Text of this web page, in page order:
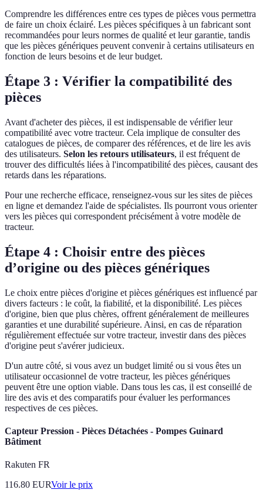
Comprendre les différences entre ces types de pièces vous permettra
de faire un choix éclairé. Les pièces spécifiques à un fabricant sont
recommandées pour leurs normes de qualité et leur garantie, tandis
que les pièces génériques peuvent convenir à certains utilisateurs en
fonction de leurs besoins et de leur budget.
Étape 3 : Vérifier la compatibilité des
pièces
Avant d'acheter des pièces, il est indispensable de vérifier leur
compatibilité avec votre tracteur. Cela implique de consulter des
catalogues de pièces, de comparer des références, et de lire les avis
des utilisateurs. Selon les retours utilisateurs, il est fréquent de
trouver des difficultés liées à l'incompatibilité des pièces, causant des
retards dans les réparations.
Pour une recherche efficace, renseignez-vous sur les sites de pièces
en ligne et demandez l'aide de spécialistes. Ils pourront vous orienter
vers les pièces qui correspondent précisément à votre modèle de
tracteur.
Étape 4 : Choisir entre des pièces
d’origine ou des pièces génériques
Le choix entre pièces d'origine et pièces génériques est influencé par
divers facteurs : le coût, la fiabilité, et la disponibilité. Les pièces
d'origine, bien que plus chères, offrent généralement de meilleures
garanties et une durabilité supérieure. Ainsi, en cas de réparation
régulièrement effectuée sur votre tracteur, investir dans des pièces
d'origine peut s'avérer judicieux.
D'un autre côté, si vous avez un budget limité ou si vous êtes un
utilisateur occasionnel de votre tracteur, les pièces génériques
peuvent être une option viable. Dans tous les cas, il est conseillé de
lire des avis et des comparatifs pour évaluer les performances
respectives de ces pièces.
Capteur Pression - Pièces Détachées - Pompes Guinard
Bâtiment
Rakuten FR
116.80 EURVoir le prix